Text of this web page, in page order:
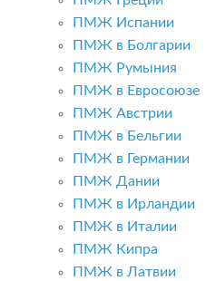
ПМЖ Испании
ПМЖ в Болгарии
ПМЖ Румыния
ПМЖ в Евросоюзе
ПМЖ Австрии
ПМЖ в Бельгии
ПМЖ в Германии
ПМЖ Дании
ПМЖ в Ирландии
ПМЖ в Италии
ПМЖ Кипра
ПМЖ в Латвии